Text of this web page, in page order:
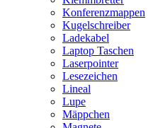
Konferenzmappen
Kugelschreiber
Ladekabel
Laptop Taschen
Laserpointer
Lesezeichen
Lineal
Lupe
Mäppchen